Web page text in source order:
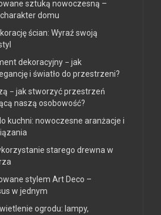
sztuką nowoczesną –
domu
ścian: Wyraź swoją
dekoracyjny − jak
i światło do przestrzeni?
− jak stworzyć przestrzeń
naszą osobowość?
kuchni: nowoczesne aranżacje i
starego drewna w
stylem Art Deco –
w jednym
ogrodu: lampy,